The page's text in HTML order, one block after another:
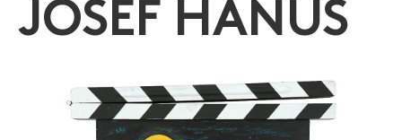
Autoři filmových klapek
Aktuální výstavy
Aukce filmových klapek
JOSEF HANUŠ